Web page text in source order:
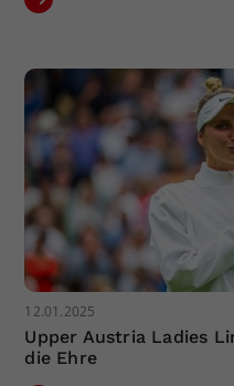
12.01.2025
Upper Austria Ladies
die Ehre